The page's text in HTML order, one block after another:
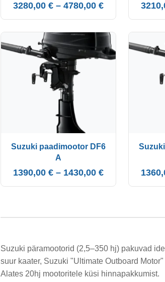
3280,00 € – 4780,00 €
Suzuki paadimootor DF6
A
1390,00 € – 1430,00 €
Suzuki päramootorid (2,5–350 hj) pakuvad
suur kaater, Suzuki "Ultimate Outboard
Alates 20hj mootoritele küsi hinnapakkumist.